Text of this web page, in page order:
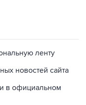
ленту
новостей сайта
в официальном